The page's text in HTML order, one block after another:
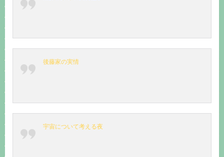
後藤家の実情
宇宙について考える夜